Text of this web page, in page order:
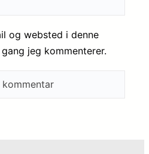
og websted i denne
jeg kommenterer.